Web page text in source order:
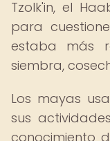
Tzolk'in, el
para
estaba más
siembra,
Los mayas
sus
conocimiento